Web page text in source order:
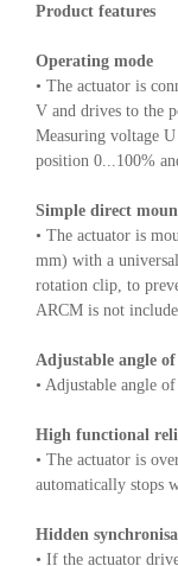
Product features
Operating mode
• The actuator is
V and drives to the
Measuring voltage
position 0...100%
Simple direct
• The actuator is
mm) with a
rotation clip, to
ARCM is not
Adjustable angle
• Adjustable angle
High functional
• The actuator is
automatically stops
Hidden
• If the actuator